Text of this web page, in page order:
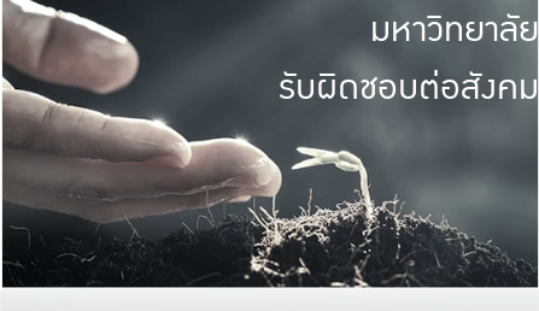
มหาวิทยาลัย
รับผิดชอบต่อสังคม